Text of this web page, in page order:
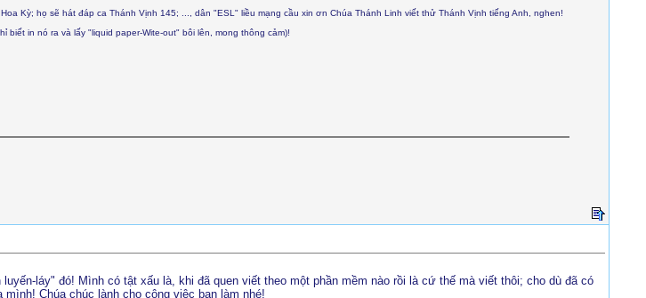
Kỳ; họ sẽ hát đáp ca Thánh Vịnh 145; ..., dân "ESL" liều mạng cầu xin ơn Chúa Thánh Linh viết thử Thánh Vịnh tiếng Anh, nghen!
biết in nó ra và lấy "liquid paper-Wite-out" bôi lên, mong thông cảm)!
láy" đó! Mình có tật xấu là, khi đã quen viết theo một phần mềm nào rồi là cứ thế mà viết thôi; cho dù đã có
Chúa chúc lành cho công việc bạn làm nhé!